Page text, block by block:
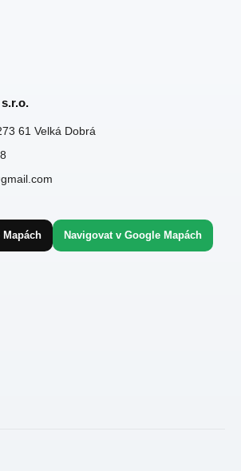
61 Velká Dobrá
Navigovat v Google Mapách